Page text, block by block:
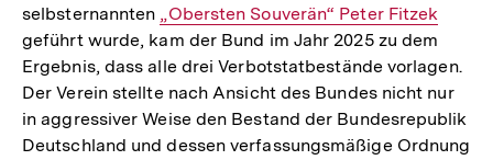
selbsternannten Interner
Link:
„Obersten Souverän“ Peter Fitzek
geführt wurde, kam der Bund im Jahr 2025 zu dem
Ergebnis, dass alle drei Verbotstatbestände vorlagen.
Der Verein stellte nach Ansicht des Bundes nicht nur
in aggressiver Weise den Bestand der Bundesrepublik
Deutschland und dessen verfassungsmäßige Ordnung